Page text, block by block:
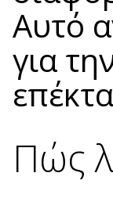
Αυτό
για
Πώς